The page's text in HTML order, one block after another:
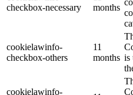
checkbox-necessary
months
cookielawinfo-
checkbox-others
11
months is
cookielawinfo-